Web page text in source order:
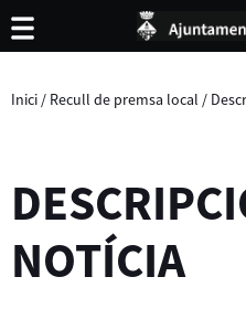
Inici / Recull de premsa local /
NOTÍCIA